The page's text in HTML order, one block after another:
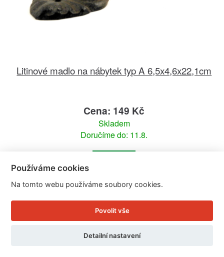
Litinové madlo na nábytek typ A 6,5x4,6x22,1cm
Cena: 149 Kč
Skladem
Doručíme do: 11.8.
Používáme cookies
Na tomto webu používáme soubory cookies.
Povolit vše
Detailní nastavení